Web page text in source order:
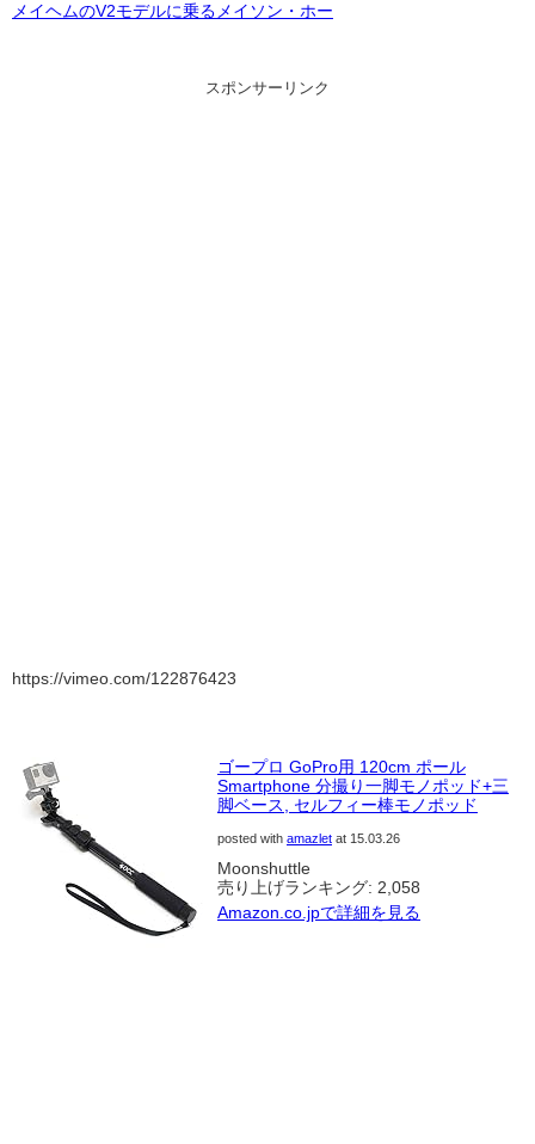
メイヘムのV2モデルに乗るメイソン・ホー
スポンサーリンク
https://vimeo.com/122876423
ゴープロ GoPro用 120cm ポール
Smartphone 分撮り一脚モノポッド+三
脚ベース, セルフィー棒モノポッド
posted with amazlet at 15.03.26
Moonshuttle
売り上げランキング: 2,058
Amazon.co.jpで詳細を見る